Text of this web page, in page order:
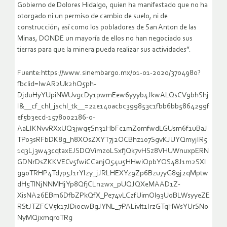
Gobierno de Dolores Hidalgo, quien ha manifestado que no ha
otorgado ni un permiso de cambio de suelo, ni de
construcción; así como los pobladores de San Anton de las
Minas, DONDE un mayoría de ellos no han negociado sus
tierras para que la minera pueda realizar sus actividades”.
Fuente:https://www.sinembargo.mx/01-01-2020/3704980?
fbclid=IwAR2Uk2hQ5ph-
DjduHyYUpiNWUvgcDy1pwmEew6yyyb4JkwALQsCV9bhShj
I&__cf_chl_jschl_tk__=22e140acbc399853c1fbb6bb5864299f
ef5b3ecd-1578002186-0-
AaLIKNvvRXxUQ3jwg5Sn31HbFc1mZomfwdLGUsm6f1uBaJ
TPo3sRFbDK8g_h8XOsZXYT7j2OCBhz1o7SgvKJUYQmyjIR5
1q3Lj3w43cqtaxEJSDQVimz0LSxfjQk7vHSz8VHUWnuxpERN
GDNrDsZKKVECv5fwiCCanjQ54u5HHwiQpbYQS48J1m2SXI
g9oTRHP4Td7p5J1rYIzy_jJRLHEXYz9Zp6Bzu7yG89j2qMptw
dH5TlNjNNMHjYp8QfjCLn2wx_pUQJQXeMAAD1Z-
XisNA26EBm6DfbZPkQfX_Pe74vLCzfUimOl93UoBLWsyyeZE
RStJTZFCV5k17JDiocwBgJYNL_7PALivlt1IrzGTqHWsYUrSN0
NyMQjxmqroTRg